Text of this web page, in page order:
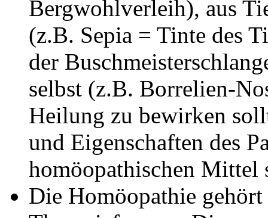
Bergwohlverleih), aus
(z.B. Sepia = Tinte des
der
selbst (z.B. Borrelien-
Heilung zu bewirken
und Eigenschaften des
homöopathischen
Die Homöopathie